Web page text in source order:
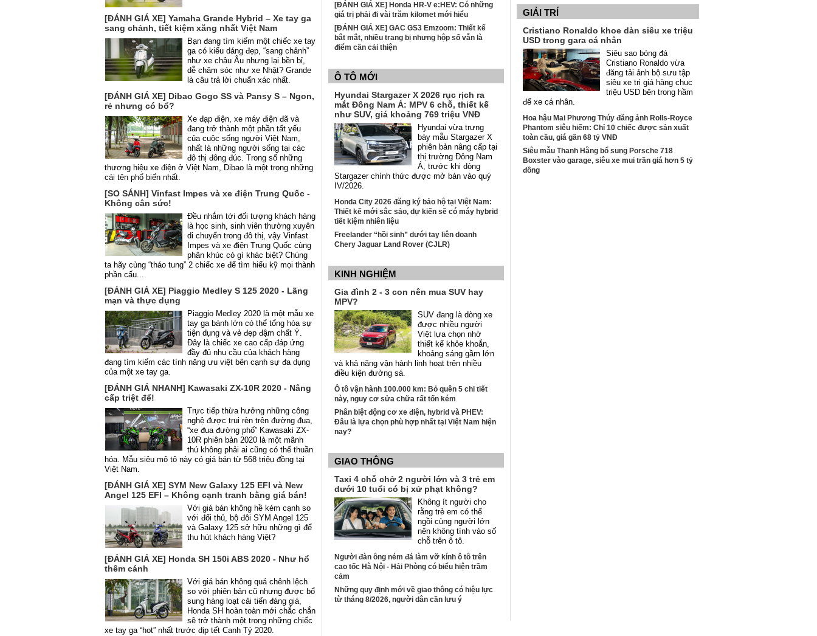
[ĐÁNH GIÁ XE] Yamaha Grande Hybrid – Xe tay ga
sang chảnh, tiết kiệm xăng nhất Việt Nam
Bạn đang tìm kiếm một chiếc xe tay
ga có kiểu dáng đẹp, “sang chảnh”
như xe châu Âu nhưng lại bền bỉ,
dễ chăm sóc như xe Nhật? Grande
là câu trả lời chuẩn xác nhất.
[ĐÁNH GIÁ XE] Dibao Gogo SS và Pansy S – Ngon,
rẻ nhưng có bổ?
Xe đạp điện, xe máy điện đã và
đang trở thành một phần tất yếu
của cuộc sống người Việt Nam,
nhất là những người sống tại các
đô thị đông đúc. Trong số những
thương hiệu xe điện ở Việt Nam, Dibao là một trong những
cái tên phổ biến nhất.
[SO SÁNH] Vinfast Impes và xe điện Trung Quốc -
Không cân sức!
Đều nhắm tới đối tượng khách hàng
là học sinh, sinh viên thường xuyên
di chuyển trong đô thị, vậy Vinfast
Impes và xe điện Trung Quốc cùng
phân khúc có gì khác biệt? Chúng
ta hãy cùng “tháo tung” 2 chiếc xe để tìm hiểu kỹ mọi thành
phần cấu...
[ĐÁNH GIÁ XE] Piaggio Medley S 125 2020 - Lãng
mạn và thực dụng
Piaggio Medley 2020 là một mẫu xe
tay ga bánh lớn có thể tổng hòa sự
tiện dụng và vẻ đẹp đậm chất Ý.
Đây là chiếc xe cao cấp đáp ứng
đầy đủ nhu cầu của khách hàng
đang tìm kiếm các tính năng ưu việt bên cạnh sự đa dụng
của một xe tay ga.
[ĐÁNH GIÁ NHANH] Kawasaki ZX-10R 2020 - Nâng
cấp triệt để!
Trực tiếp thừa hưởng những công
nghệ được trui rèn trên đường đua,
“xe đua đường phố” Kawasaki ZX-
10R phiên bản 2020 là một mãnh
thú không phải ai cũng có thể thuần
hóa. Mẫu siêu mô tô này có giá bán từ 568 triệu đồng tại
Việt Nam.
[ĐÁNH GIÁ XE] SYM New Galaxy 125 EFI và New
Angel 125 EFI – Không cạnh tranh bằng giá bán!
Với giá bán không hề kém cạnh so
với đối thủ, bộ đôi SYM Angel 125
và Galaxy 125 sở hữu những gì để
thu hút khách hàng Việt?
[ĐÁNH GIÁ XE] Honda SH 150i ABS 2020 - Như hổ
thêm cánh
Với giá bán không quá chênh lệch
so với phiên bản cũ nhưng được bổ
sung hàng loạt cải tiến đáng giá,
Honda SH hoàn toàn mới chắc chắn
sẽ trở thành một trong những chiếc
xe tay ga “hot” nhất trước dịp tết Canh Tý 2020.
[ĐÁNH GIÁ XE] Honda HR-V e:HEV: Có những
giá trị phải đi vài trăm kilomet mới hiểu
[ĐÁNH GIÁ XE] GAC GS3 Emzoom: Thiết kế
bắt mắt, nhiều trang bị nhưng hộp số vẫn là
điểm cần cải thiện
Ô TÔ MỚI
Hyundai Stargazer X 2026 rục rịch ra
mắt Đông Nam Á: MPV 6 chỗ, thiết kế
như SUV, giá khoảng 769 triệu VNĐ
Hyundai vừa trưng
bày mẫu Stargazer X
phiên bản nâng cấp tại
thị trường Đông Nam
Á, trước khi dòng
Stargazer chính thức được mở bán vào quý
IV/2026.
Honda City 2026 đăng ký bảo hộ tại Việt Nam:
Thiết kế mới sắc sảo, dự kiến sẽ có máy hybrid
tiết kiệm nhiên liệu
Freelander “hồi sinh” dưới tay liên doanh
Chery Jaguar Land Rover (CJLR)
KINH NGHIỆM
Gia đình 2 - 3 con nên mua SUV hay
MPV?
SUV đang là dòng xe
được nhiều người
Việt lựa chọn nhờ
thiết kế khỏe khoắn,
khoảng sáng gầm lớn
và khả năng vận hành linh hoạt trên nhiều
điều kiện đường sá.
Ô tô vận hành 100.000 km: Bỏ quên 5 chi tiết
này, nguy cơ sửa chữa rất tốn kém
Phân biệt động cơ xe điện, hybrid và PHEV:
Đâu là lựa chọn phù hợp nhất tại Việt Nam hiện
nay?
GIAO THÔNG
Taxi 4 chỗ chở 2 người lớn và 3 trẻ em
dưới 10 tuổi có bị xử phạt không?
Không ít người cho
rằng trẻ em có thể
ngồi cùng người lớn
nên không tính vào số
chỗ trên ô tô.
Người đàn ông ném đá làm vỡ kính ô tô trên
cao tốc Hà Nội - Hải Phòng có biểu hiện trầm
cảm
Những quy định mới về giao thông có hiệu lực
từ tháng 8/2026, người dân cần lưu ý
GIẢI TRÍ
Cristiano Ronaldo khoe dàn siêu xe triệu
USD trong gara cá nhân
Siêu sao bóng đá
Cristiano Ronaldo vừa
đăng tải ảnh bộ sưu tập
siêu xe trị giá hàng chục
triệu USD bên trong hầm
để xe cá nhân.
Hoa hậu Mai Phương Thúy đăng ảnh Rolls-Royce
Phantom siêu hiếm: Chỉ 10 chiếc được sản xuất
toàn cầu, giá gần 68 tỷ VNĐ
Siêu mẫu Thanh Hằng bổ sung Porsche 718
Boxster vào garage, siêu xe mui trần giá hơn 5 tỷ
đồng